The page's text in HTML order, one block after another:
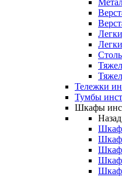
Тележки
Тумбы
Шкафы
Назад